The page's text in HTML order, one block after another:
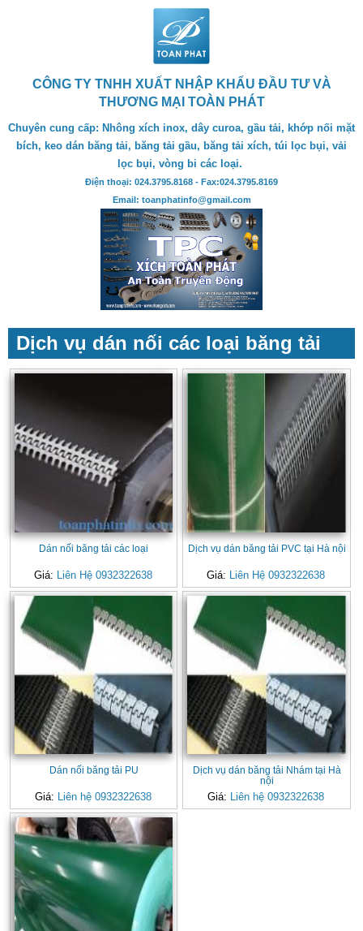
CÔNG TY TNHH XUẤT NHẬP KHẨU ĐẦU TƯ VÀ
THƯƠNG MẠI TOÀN PHÁT
Chuyên cung cấp: Nhông xích inox, dây curoa, gầu tải, khớp nối mặt
bích, keo dán băng tải, băng tải gầu, băng tải xích, túi lọc bụi, vải
lọc bụi, vòng bi các loại.
Điện thoại: 024.3795.8168 - Fax:024.3795.8169
Email: toanphatinfo@gmail.com
Dịch vụ dán nối các loại băng tải
Dán nối băng tải các loại
Giá: Liên Hệ 0932322638
Dịch vụ dán băng tải PVC tại Hà nội
Giá: Liên Hệ 0932322638
Dán nối băng tải PU
Giá: Liên hệ 0932322638
Dịch vụ dán băng tải Nhám tại Hà
nội
Giá: Liên hệ 0932322638